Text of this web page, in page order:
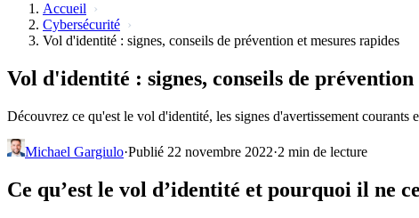
Accueil
Cybersécurité
Vol d'identité : signes, conseils de prévention et mesures rapides
Vol d'identité : signes, conseils de
Découvrez ce qu'est le vol d'identité, les signes d'avertissement
Michael Gargiulo·Publié 22 novembre 2022·2 min de lecture
Ce qu’est le vol d’identité et pourquoi il ne